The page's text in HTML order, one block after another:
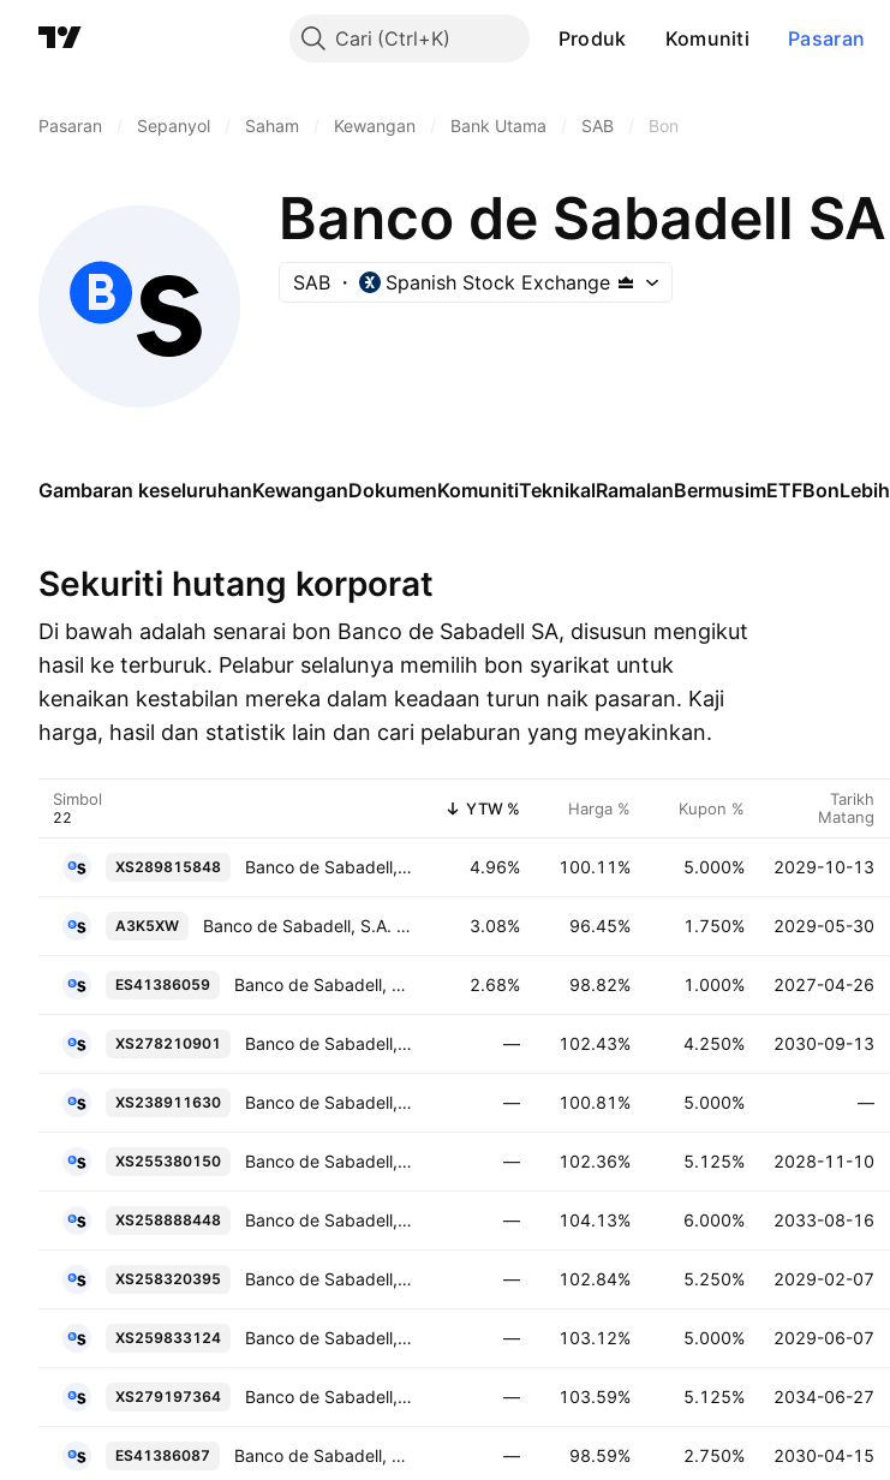
Cari Produk Komuniti Pasaran
Pasaran Sepanyol Saham Kewangan Bank Utama SAB Bon
Banco de Sabadell SA
SAB Spanish Stock Exchange
Gambaran keseluruhanKewanganDokumenKomunitiTeknikalRamalanBermusimETFBonLebih
Sekuriti hutang korporat
Di bawah adalah senarai bon Banco de Sabadell SA, disusun mengikut
hasil ke terburuk. Pelabur selalunya memilih bon syarikat untuk
kenaikan kestabilan mereka dalam keadaan turun naik pasaran. Kaji
harga, hasil dan statistik lain dan cari pelaburan yang meyakinkan.
Simbol YTW % Harga % Kupon %
Tarikh
Matang
XS289815848 Banco de Sabadell, S.A. 5.0% 13-OCT-2029 4.96% 100.11% 5.000% 2029-10-13
A3K5XW Banco de Sabadell, S.A. 1.75% 30-MAY-2029 3.08% 96.45% 1.750% 2029-05-30
ES41386059 Banco de Sabadell, S.A. 1.0% 26-APR-2027 2.68% 98.82% 1.000% 2027-04-26
XS278210901 Banco de Sabadell, S.A. 4.25% 13-SEP-2030 — 102.43% 4.250% 2030-09-13
XS238911630 Banco de Sabadell, S.A. 5.0% PERP — 100.81% 5.000% —
XS255380150 Banco de Sabadell, S.A. 5.125% 10-NOV-2028 — 102.36% 5.125% 2028-11-10
XS258888448 Banco de Sabadell, S.A. 6.0% 16-AUG-2033 — 104.13% 6.000% 2033-08-16
XS258320395 Banco de Sabadell, S.A. 5.25% 07-FEB-2029 — 102.84% 5.250% 2029-02-07
XS259833124 Banco de Sabadell, S.A. 5.0% 07-JUN-2029 — 103.12% 5.000% 2029-06-07
XS279197364 Banco de Sabadell, S.A. 5.125% 27-JUN-2034 — 103.59% 5.125% 2034-06-27
ES41386087 Banco de Sabadell, S.A. 2.75% 15-APR-2030 — 98.59% 2.750% 2030-04-15